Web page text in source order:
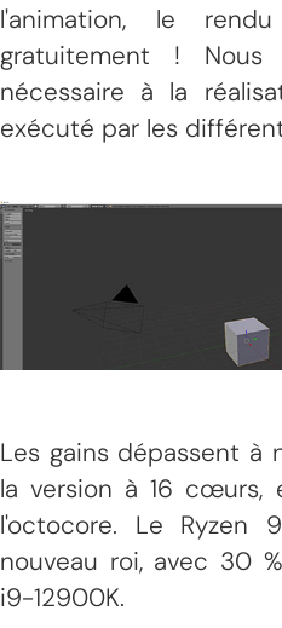
l'animation, le
gratuitement !
nécessaire à la
exécuté par les
Les gains dépassent à
la version à 16 cœurs,
l'octocore. Le Ryzen
nouveau roi, avec 30
i9-12900K.